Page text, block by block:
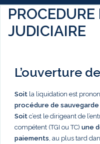
JUDICIAIRE
L’ouverture
Soit la liquidation est
procédure de sauvegarde
Soit c’est le dirigeant de
compétent (TGI ou TC) une
paiements , au plus tard